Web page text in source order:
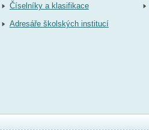
Číselníky a klasifikace
Adresáře školských institucí